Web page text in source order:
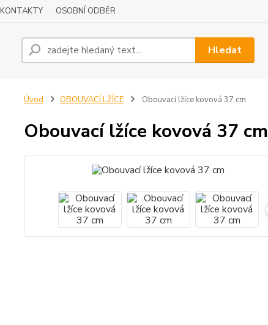
KONTAKTY OSOBNÍ ODBĚR
Hledat
Úvod OBOUVACÍ LŽÍCE Obouvací lžíce kovová 37 cm
Obouvací lžíce kovová 37 cm